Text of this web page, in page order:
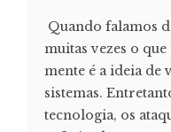
Quando falamos
muitas vezes o
mente é a ideia de
sistemas.
tecnologia, os